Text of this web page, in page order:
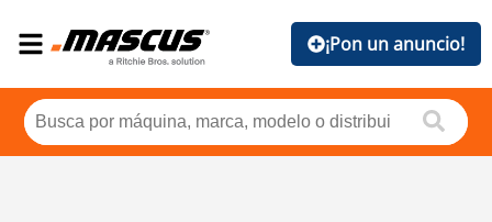
¡Pon un anuncio!